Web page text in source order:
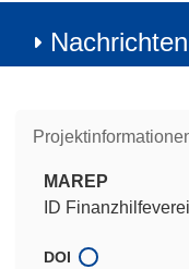
MAREP
ID
DOI